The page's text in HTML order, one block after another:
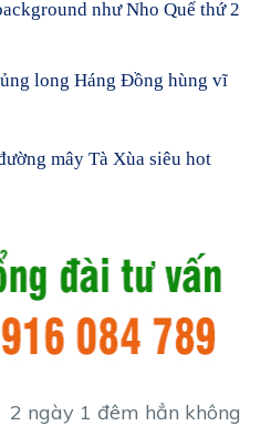
như Nho Quế thứ 2
long Háng Đồng hùng vĩ
mây Tà Xùa siêu hot
ngày 1 đêm hẳn không